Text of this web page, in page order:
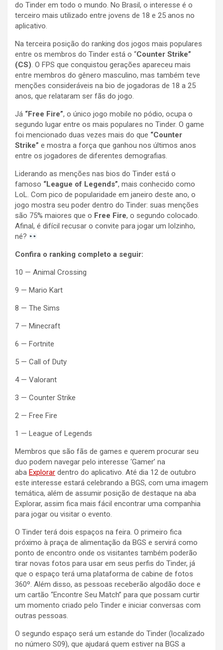
do Tinder em todo o mundo. No Brasil, o interesse é o
terceiro mais utilizado entre jovens de 18 e 25 anos no
aplicativo.
Na terceira posição do ranking dos jogos mais populares
entre os membros do Tinder está o “Counter Strike”
(CS). O FPS que conquistou gerações apareceu mais
entre membros do gênero masculino, mas também teve
menções consideráveis na bio de jogadoras de 18 a 25
anos, que relataram ser fãs do jogo.
Já “Free Fire”, o único jogo mobile no pódio, ocupa o
segundo lugar entre os mais populares no Tinder. O game
foi mencionado duas vezes mais do que “Counter
Strike” e mostra a força que ganhou nos últimos anos
entre os jogadores de diferentes demografias.
Liderando as menções nas bios do Tinder está o
famoso “League of Legends”, mais conhecido como
LoL. Com pico de popularidade em janeiro deste ano, o
jogo mostra seu poder dentro do Tinder: suas menções
são 75% maiores que o Free Fire, o segundo colocado.
Afinal, é difícil recusar o convite para jogar um lolzinho,
né?
Confira o ranking completo a seguir:
10 — Animal Crossing
9 — Mario Kart
8 — The Sims
7 — Minecraft
6 — Fortnite
5 — Call of Duty
4 — Valorant
3 — Counter Strike
2 — Free Fire
1 — League of Legends
Membros que são fãs de games e querem procurar seu
duo podem navegar pelo interesse ‘Gamer’ na
aba Explorar dentro do aplicativo. Até dia 12 de outubro
este interesse estará celebrando a BGS, com uma imagem
temática, além de assumir posição de destaque na aba
Explorar, assim fica mais fácil encontrar uma companhia
para jogar ou visitar o evento.
O Tinder terá dois espaços na feira. O primeiro fica
próximo à praça de alimentação da BGS e servirá como
ponto de encontro onde os visitantes também poderão
tirar novas fotos para usar em seus perfis do Tinder, já
que o espaço terá uma plataforma de cabine de fotos
360º. Além disso, as pessoas receberão algodão doce e
um cartão “Encontre Seu Match” para que possam curtir
um momento criado pelo Tinder e iniciar conversas com
outras pessoas.
O segundo espaço será um estande do Tinder (localizado
no número S09), que ajudará quem estiver na BGS a